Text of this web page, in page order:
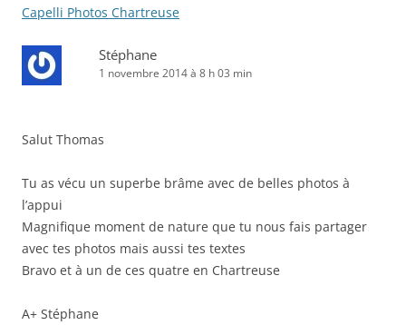
Capelli Photos Chartreuse
Stéphane
1 novembre 2014 à 8 h 03 min
Salut Thomas
Tu as vécu un superbe brâme avec de belles photos à
l’appui
Magnifique moment de nature que tu nous fais partager
avec tes photos mais aussi tes textes
Bravo et à un de ces quatre en Chartreuse
A+ Stéphane